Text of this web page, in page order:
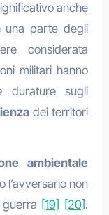
anche
una parte degli
considerata
militari hanno
durature sugli
dei territori
ambientale
l’avversario non
[19] [20] .